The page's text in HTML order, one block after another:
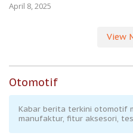
April 8, 2025
View
Otomotif
Kabar berita terkini otomotif
manufaktur, fitur aksesori,